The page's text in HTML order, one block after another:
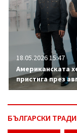
18.05.2026 15:47
Американската
пристига през
БЪЛГАРСКИ